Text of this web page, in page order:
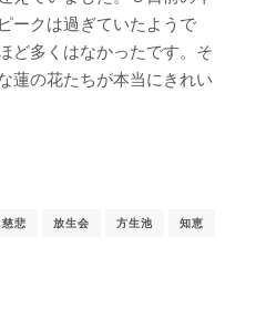
ークは過ぎていたようで
ど多くはなかったです。そ
蓮の花たちが本当にきれい
慈悲 放生会 方生池 知恵